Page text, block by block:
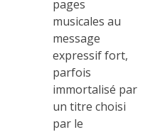
pages
musicales au
message
expressif fort,
parfois
immortalisé par
un titre choisi
par le